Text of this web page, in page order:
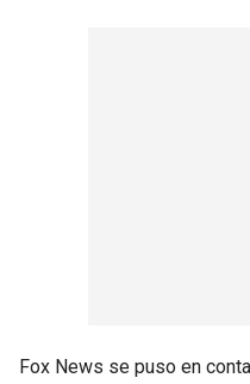
Fox News se puso en